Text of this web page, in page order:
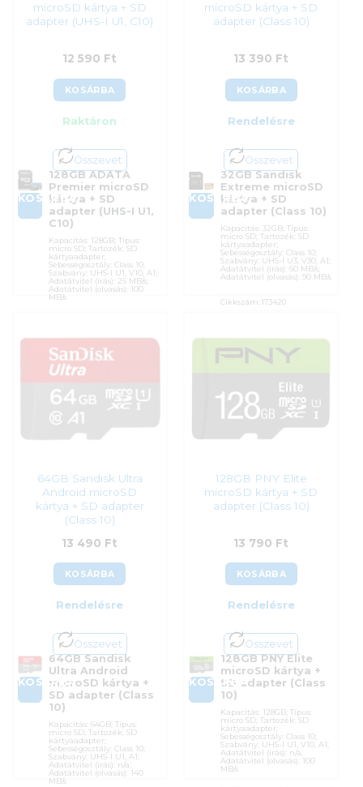
microSD kártya + SD
adapter (UHS-I U1, C10)
12 590 Ft
KOSÁRBA
Raktáron
Összevet
KOSÁRBA
128GB ADATA
Premier microSD
kártya + SD
adapter (UHS-I U1,
C10)
Kapacitás: 128GB; Típus:
micro SD; Tartozék: SD
kártyaadapter;
Sebességosztály: Class 10;
Szabvány: UHS-I U1, V10, A1;
Adatátvitel (írás): 25 MB/s;
Adatátvitel (olvasás): 100
MB/s
Kategória: Memóriakártyák
Gyártó:ADATA
Garanciaidő:
ÁFA: 27%
12 590Ft
microSD kártya + SD
adapter (Class 10)
13 390 Ft
KOSÁRBA
Rendelésre
Összevet
KOSÁRBA
32GB Sandisk
Extreme microSD
kártya + SD
adapter (Class 10)
Kapacitás: 32GB; Típus:
micro SD; Tartozék: SD
kártyaadapter;
Sebességosztály: Class 10;
Szabvány: UHS-I U3, V30, A1;
Adatátvitel (írás): 60 MB/s;
Adatátvitel (olvasás): 90 MB/s
Cikkszám: 173420
Garanciaidő:
60 hónap
27%
13 390Ft
64GB Sandisk Ultra
Android microSD
kártya + SD adapter
(Class 10)
13 490 Ft
KOSÁRBA
Rendelésre
Összevet
KOSÁRBA
64GB Sandisk
Ultra Android
microSD kártya +
SD adapter (Class
10)
Kapacitás: 64GB; Típus:
micro SD; Tartozék: SD
kártyaadapter;
Sebességosztály: Class 10;
Szabvány: UHS-I U1, A1;
Adatátvitel (írás): n/a;
Adatátvitel (olvasás): 140
MB/s
128GB PNY Elite
microSD kártya + SD
adapter (Class 10)
13 790 Ft
KOSÁRBA
Rendelésre
Összevet
KOSÁRBA
128GB PNY Elite
microSD kártya +
SD adapter (Class
10)
Kapacitás: 128GB; Típus:
micro SD; Tartozék: SD
kártyaadapter;
Sebességosztály: Class 10;
Szabvány: UHS-I U1, V10, A1;
Adatátvitel (írás): n/a;
Adatátvitel (olvasás): 100
MB/s